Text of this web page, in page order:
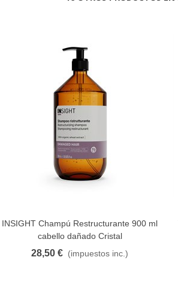
FAVORITO
INSIGHT Champú Restructurante 900 ml
cabello dañado Cristal
28,50 € (impuestos inc.)